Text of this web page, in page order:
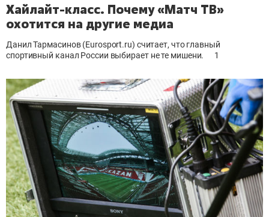
Хайлайт-класс. Почему «Матч ТВ»
охотится на другие медиа
Данил Тармасинов (Eurosport.ru) считает, что главный
спортивный канал России выбирает не те мишени.
1